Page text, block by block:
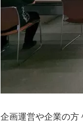
企画運営や企業の方